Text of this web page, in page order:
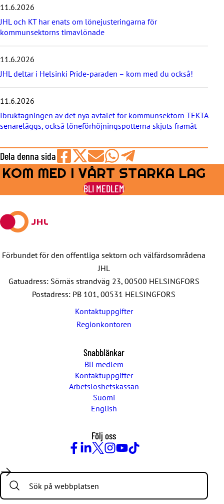
n
y
h
e
t
e
n
a
11.6.2026
JHL och KT har enats om lönejusteringarna för
kommunsektorns timavlönade
11.6.2026
JHL deltar i Helsinki Pride-paraden – kom med du också!
11.6.2026
Ibruktagningen av det nya avtalet för kommunsektorn TEKTA
senareläggs, också löneförhöjningspotterna skjuts framåt
Dela denna sida
Share
on
Facebook
Share
on
Share
by
E-
Share
on
WhatsApp
Share
on
Telegram
KOM MED I VÅRT STARKA LAG
BLI MEDLEM
Förbundet för den offentliga sektorn och välfärdsområdena
JHL
Gatuadress: Sörnäs strandväg 23, 00500 HELSINGFORS
Postadress: PB 101, 00531 HELSINGFORS
Kontaktuppgifter
Regionkontoren
Snabblänkar
Bli medlem
Kontaktuppgifter
Arbetslöshetskassan
Suomi
English
Följ oss
Search: